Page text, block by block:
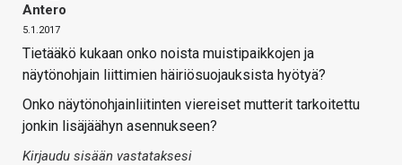
Antero
5.1.2017
Tietääkö kukaan onko noista muistipaikkojen ja
näytönohjain liittimien häiriösuojauksista hyötyä?
Onko näytönohjainliitinten viereiset mutterit tarkoitettu
jonkin lisäjäähyn asennukseen?
Kirjaudu sisään vastataksesi